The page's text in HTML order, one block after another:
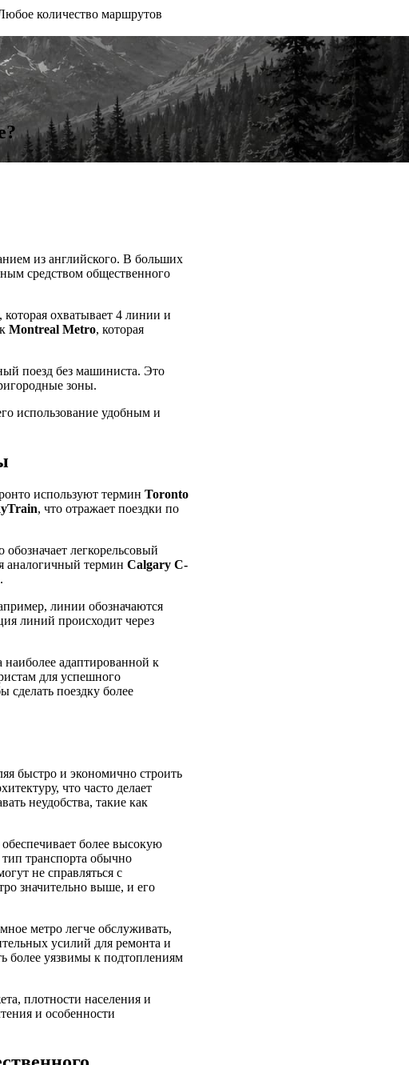
количество маршрутов
из английского. В больших
средством общественного
которая охватывает 4 линии и
Montreal Metro, которая
поезд без машиниста. Это
зоны.
использование удобным и
используют термин Toronto
, что отражает поездки по
обозначает легкорельсовый
аналогичный термин Calgary C-
линии обозначаются
линий происходит через
наиболее адаптированной к
для успешного
сделать поездку более
быстро и экономично строить
что часто делает
неудобства, такие как
более высокую
транспорта обычно
не справляться с
значительно выше, и его
метро легче обслуживать,
усилий для ремонта и
более уязвимы к подтоплениям
плотности населения и
и особенности